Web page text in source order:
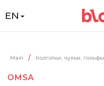
EN
Main Колготки, чулки, гольфы
OMSA